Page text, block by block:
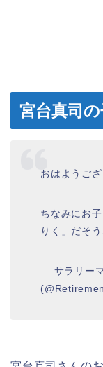
宮台真司の
おはようござ
ちなみにお
りく」だそ
— サラリー